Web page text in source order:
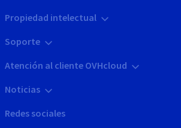
Propiedad intelectual
Soporte
Atención al cliente OVHcloud
Noticias
Redes sociales